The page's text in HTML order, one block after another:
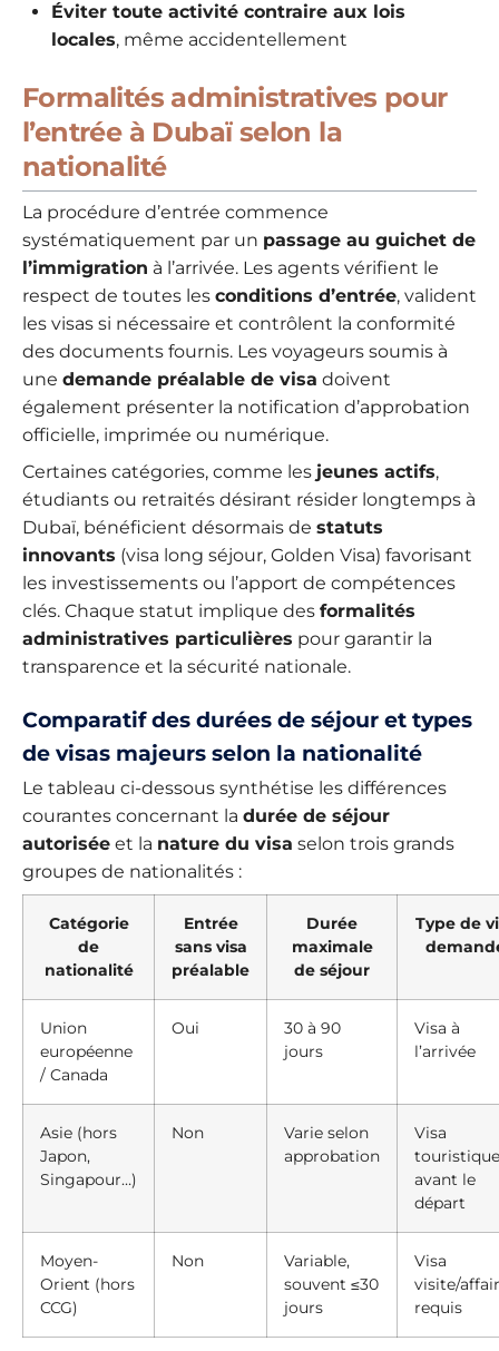
Éviter toute activité contraire aux lois
locales, même accidentellement
Formalités administratives pour
l’entrée à Dubaï selon la
nationalité
La procédure d’entrée commence
systématiquement par un passage au guichet de
l’immigration à l’arrivée. Les agents vérifient le
respect de toutes les conditions d’entrée, valident
les visas si nécessaire et contrôlent la conformité
des documents fournis. Les voyageurs soumis à
une demande préalable de visa doivent
également présenter la notification d’approbation
officielle, imprimée ou numérique.
Certaines catégories, comme les jeunes actifs,
étudiants ou retraités désirant résider longtemps à
Dubaï, bénéficient désormais de statuts
innovants (visa long séjour, Golden Visa) favorisant
les investissements ou l’apport de compétences
clés. Chaque statut implique des formalités
administratives particulières pour garantir la
transparence et la sécurité nationale.
Comparatif des durées de séjour et types
de visas majeurs selon la nationalité
Le tableau ci-dessous synthétise les différences
courantes concernant la durée de séjour
autorisée et la nature du visa selon trois grands
groupes de nationalités :
Catégorie
de
nationalité
Entrée
sans visa
préalable
Durée
maximale
de séjour
Type de
Union
européenne
/ Canada
Oui
30 à 90
jours
Visa à
l’arrivée
Asie (hors
Japon,
Singapour…)
Non
Varie selon
approbation
Visa
touristique
avant le
départ
Moyen-
Orient (hors
CCG)
Non
Variable,
souvent ≤30
jours
Visa
visite/
requis